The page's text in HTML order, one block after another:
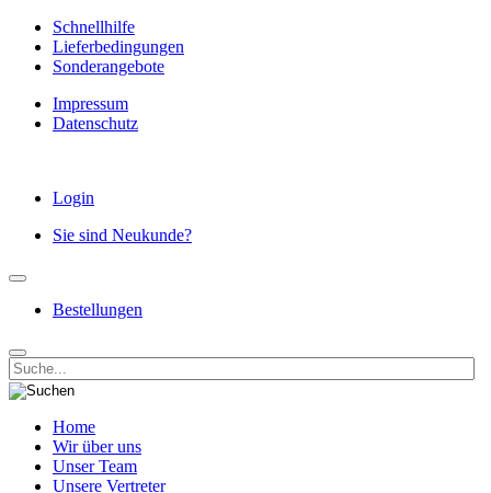
Schnellhilfe
Lieferbedingungen
Sonderangebote
Impressum
Datenschutz
Login
Sie sind Neukunde?
Bestellungen
Home
Wir über uns
Unser Team
Unsere Vertreter